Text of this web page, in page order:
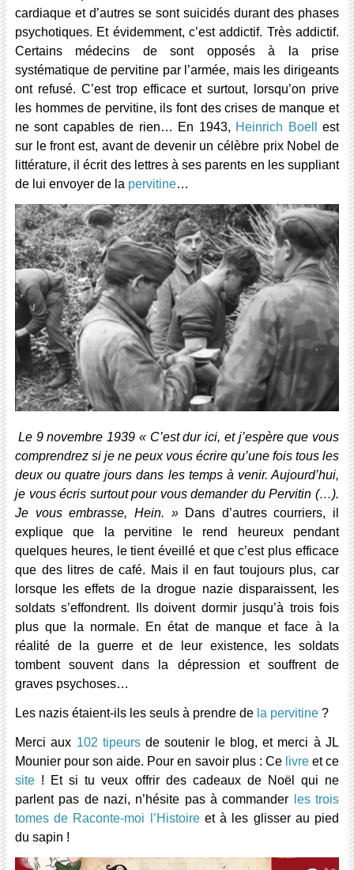
cardiaque et d’autres se sont suicidés durant des phases
psychotiques. Et évidemment, c’est addictif. Très addictif.
Certains médecins de sont opposés à la prise
systématique de pervitine par l’armée, mais les dirigeants
ont refusé. C’est trop efficace et surtout, lorsqu’on prive
les hommes de pervitine, ils font des crises de manque et
ne sont capables de rien… En 1943, Heinrich Boell
est
sur le front est, avant de devenir un célèbre prix Nobel de
littérature, il écrit des lettres à ses parents en les suppliant
de lui envoyer de la pervitine…
Le 9 novembre 1939 « C’est dur ici, et j’espère que vous
comprendrez si je ne peux vous écrire qu’une fois tous les
deux ou quatre jours dans les temps à venir. Aujourd’hui,
je vous écris surtout pour vous demander du Pervitin (…).
Je vous embrasse, Hein. » Dans d’autres courriers, il
explique que la pervitine le rend heureux pendant
quelques heures, le tient éveillé et que c’est plus efficace
que des litres de café. Mais il en faut toujours plus, car
lorsque les effets de la drogue nazie disparaissent, les
soldats s’effondrent. Ils doivent dormir jusqu’à trois fois
plus que la normale. En état de manque et face à la
réalité de la guerre et de leur existence, les soldats
tombent souvent dans la dépression et souffrent de
graves psychoses…
Les nazis étaient-ils les seuls à prendre de la pervitine?
Merci aux 102 tipeursde soutenir le blog, et merci à JL
Mounier pour son aide. Pour en savoir plus : Ce livreet ce
site! Et si tu veux offrir des cadeaux de Noël qui ne
parlent pas de nazi, n’hésite pas à commander
les trois
tomes de Raconte-moi l’Histoireet à les glisser au pied
du sapin !